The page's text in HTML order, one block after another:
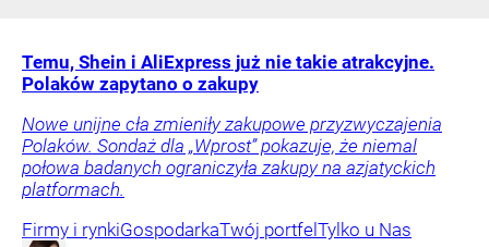
Temu, Shein i AliExpress już nie takie atrakcyjne.
Polaków zapytano o zakupy
Nowe unijne cła zmieniły zakupowe przyzwyczajenia
Polaków. Sondaż dla „Wprost” pokazuje, że niemal
połowa badanych ograniczyła zakupy na azjatyckich
platformach.
Firmy i rynkiGospodarkaTwój portfel Tylko u Nas